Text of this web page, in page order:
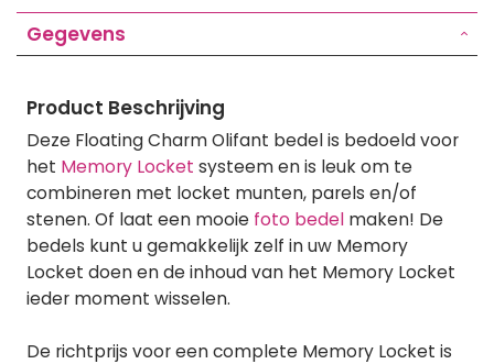
Gegevens
Product Beschrijving
Deze Floating Charm Olifant bedel is bedoeld voor
het Memory Locket systeem en is leuk om te
combineren met locket munten, parels en/of
stenen. Of laat een mooie foto bedel maken! De
bedels kunt u gemakkelijk zelf in uw Memory
Locket doen en de inhoud van het Memory Locket
ieder moment wisselen.
De richtprijs voor een complete Memory Locket is